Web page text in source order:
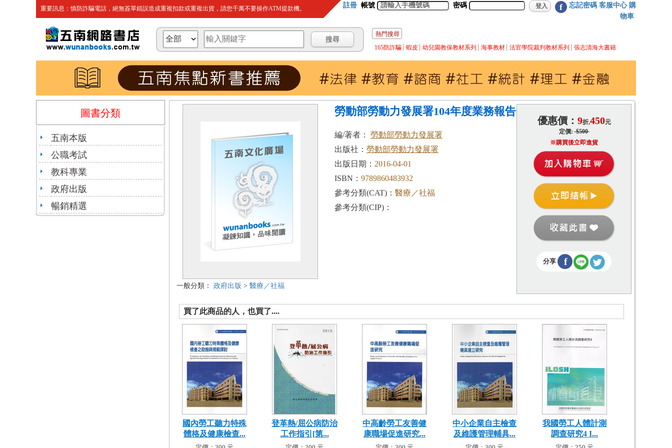
重要訊息：慎防詐騙電話，絕無簽單錯誤造成重複扣款或重複出貨，請您千萬不要操作ATM提款機。 註冊 帳號 密碼 f 忘記密碼 客服中心 購
物車
熱門搜尋
165防詐騙
蝦皮 幼兒園教保教材系列 海事教材 法官學院裁判教材系列 張志清海大書籍
圖書分類
五南本版
公職考試
教科專業
政府出版
暢銷精選
一般分類： 政府出版 > 醫療／社福
勞動部勞動力發展署104年度業務報告
編/著者： 勞動部勞動力發展署
出版社： 勞動部勞動力發展署
出版日期： 2016-04-01
ISBN： 9789860483932
參考分類(CAT)： 醫療／社福
參考分類(CIP)：
優惠價： 9折,450元
定價:$500
※購買後立即進貨
分享 f
買了此商品的人，也買了....
國內勞工聽力特殊
體格及健康檢查...
登革熱/屈公病防治
工作指引[第...
中高齡勞工友善健
康職場促進研究...
中小企業自主檢查
及維護管理輔具...
我國勞工人體計測
調查研究4 I...